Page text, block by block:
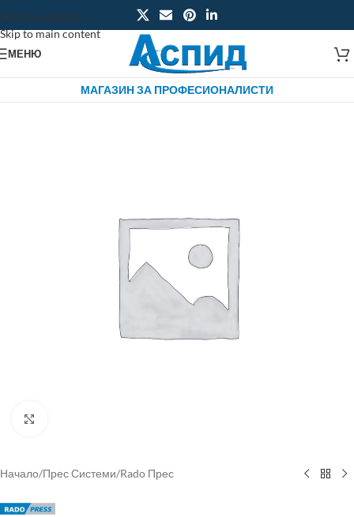
Skip to navigation
Skip to main content
МЕНЮ
МАГАЗИН ЗА ПРОФЕСИОНАЛИСТИ
Начало/Прес Системи/Rado Прес